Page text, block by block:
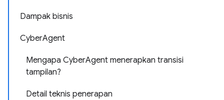
Dampak bisnis
CyberAgent
Mengapa CyberAgent menerapkan transisi
tampilan?
Detail teknis penerapan